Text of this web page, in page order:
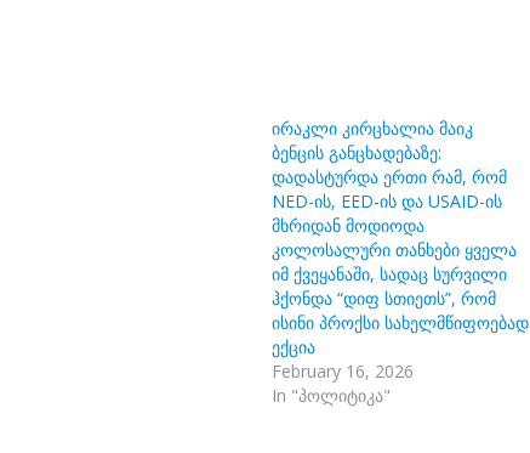
ირაკლი კირცხალია მაიკ
ბენცის განცხადებაზე:
დადასტურდა ერთი რამ, რომ
NED-ის, EED-ის და USAID-ის
მხრიდან მოდიოდა
კოლოსალური თანხები ყველა
იმ ქვეყანაში, სადაც სურვილი
ჰქონდა “დიფ სთიეთს”, რომ
ისინი პროქსი სახელმწიფოებად
ექცია
February 16, 2026
In "პოლიტიკა"